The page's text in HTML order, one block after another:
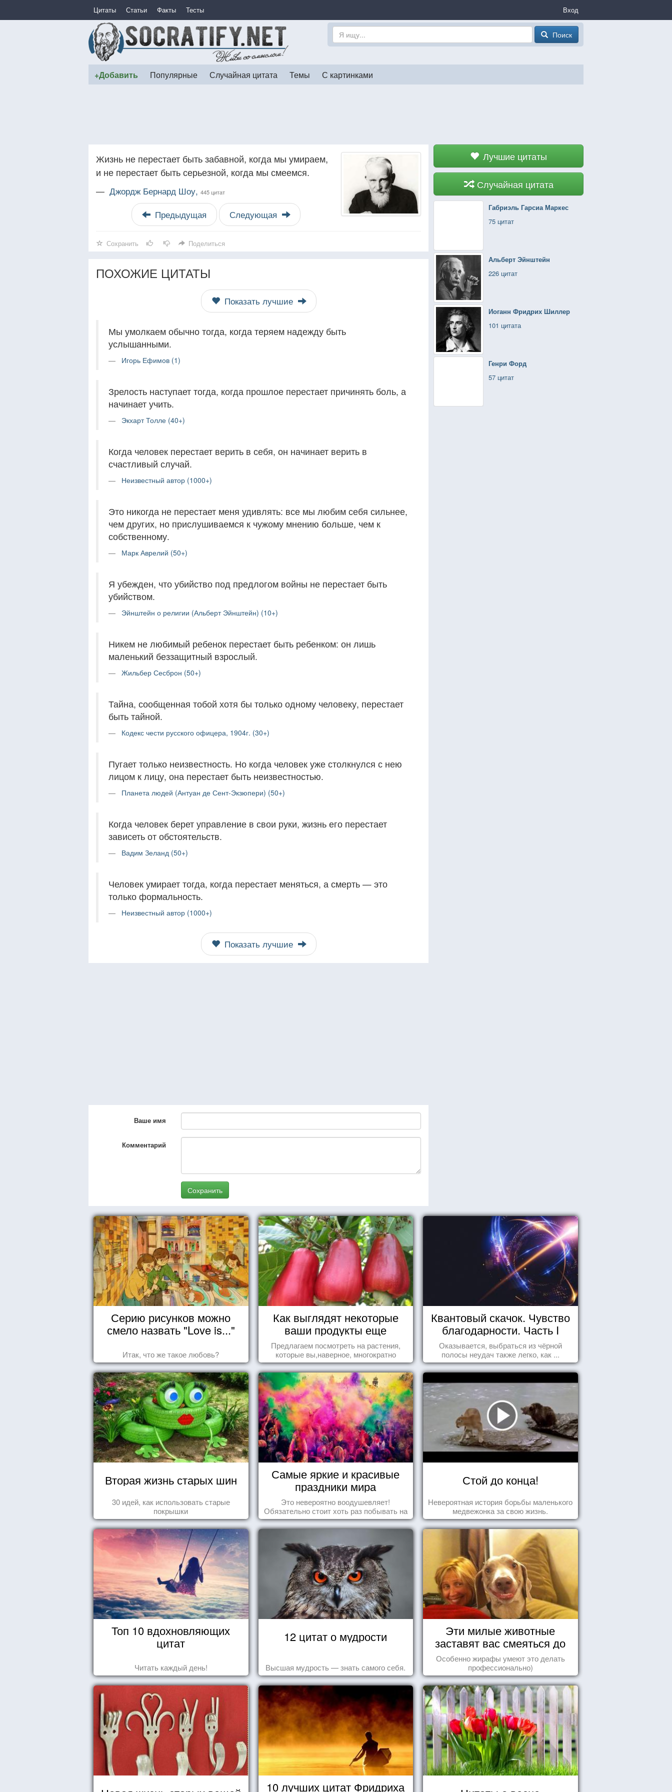
Цитаты Статьи Факты Тесты Вход
Поиск
+Добавить Популярные Случайная цитата Темы С картинками
Лучшие цитаты
Случайная цитата
Габриэль Гарсиа Маркес
75 цитат
Альберт Эйнштейн
226 цитат
Иоганн Фридрих Шиллер
101 цитата
Генри Форд
57 цитат
Жизнь не перестает быть забавной, когда мы умираем,
и не перестает быть серьезной, когда мы смеемся.
— Джордж Бернард Шоу, 445 цитат
Предыдущая Следующая
Сохранить Поделиться
ПОХОЖИЕ ЦИТАТЫ
Показать лучшие
Мы умолкаем обычно тогда, когда теряем надежду быть
услышанными.
Игорь Ефимов (1)
Зрелость наступает тогда, когда прошлое перестает причинять боль, а
начинает учить.
Экхарт Толле (40+)
Когда человек перестает верить в себя, он начинает верить в
счастливый случай.
Неизвестный автор (1000+)
Это никогда не перестает меня удивлять: все мы любим себя сильнее,
чем других, но прислушиваемся к чужому мнению больше, чем к
собственному.
Марк Аврелий (50+)
Я убежден, что убийство под предлогом войны не перестает быть
убийством.
Эйнштейн о религии (Альберт Эйнштейн) (10+)
Никем не любимый ребенок перестает быть ребенком: он лишь
маленький беззащитный взрослый.
Жильбер Сесброн (50+)
Тайна, сообщенная тобой хотя бы только одному человеку, перестает
быть тайной.
Кодекс чести русского офицера, 1904г. (30+)
Пугает только неизвестность. Но когда человек уже столкнулся с нею
лицом к лицу, она перестает быть неизвестностью.
Планета людей (Антуан де Сент-Экзюпери) (50+)
Когда человек берет управление в свои руки, жизнь его перестает
зависеть от обстоятельств.
Вадим Зеланд (50+)
Человек умирает тогда, когда перестает меняться, а смерть — это
только формальность.
Неизвестный автор (1000+)
Показать лучшие
Ваше имя
Комментарий
Сохранить
Серию рисунков можно
смело назвать "Love is..."
Итак, что же такое любовь?
Как выглядят некоторые
ваши продукты еще
живыми?
Предлагаем посмотреть на растения,
которые вы,наверное, многократно
видели , но никогда не представляли
себе, что употребляете их в пищу.
Квантовый скачок. Чувство
благодарности. Часть I
Оказывается, выбраться из чёрной
полосы неудач также легко, как ...
Вторая жизнь старых шин
30 идей, как использовать старые
покрышки
Самые яркие и красивые
праздники мира
Это невероятно воодушевляет!
Обязательно стоит хоть раз побывать на
подобных мероприятиях и получить
массу впечатлений!
Стой до конца!
Невероятная история борьбы маленького
медвежонка за свою жизнь.
Топ 10 вдохновляющих
цитат
Читать каждый день!
12 цитат о мудрости
Высшая мудрость — знать самого себя.
Эти милые животные
заставят вас смеяться до
упаду!
Особенно жирафы умеют это делать
профессионально)
10 лучших цитат Фридриха